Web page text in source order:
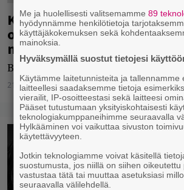
Kuuntelen Bonkkaa – Bon
oman dokumenttisarjan,
meno
Bonkasta dokkari.
21.02.2024 Jarkko Fräntilä
Me ja huolellisesti valitsemamme89
hyödynnämme henkilötietoja
käyttäjäkokemuksen sekä
mainoksia.
Hyväksymällä suostut tietojesi
Käytämme laitetunnisteita ja tallennamme
laitteellesi saadaksemme tietoja
vierailit, IP-osoitteestasi sekä laitteesi
Pääset tutustumaan yksityiskohtaisesti
teknologiakumppaneihimme seuraavalla
Hylkääminen voi vaikuttaa sivuston
käytettävyyteen.
Jotkin teknologiamme voivat käsitellä
suostumusta, jos niillä on siihen oikeutettu
vastustaa tätä tai muuttaa asetuksiasi
seuraavalla välilehdellä.